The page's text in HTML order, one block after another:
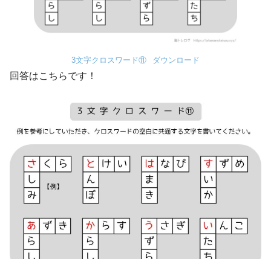
3文字クロスワード⑪ ダウンロード
回答はこちらです！